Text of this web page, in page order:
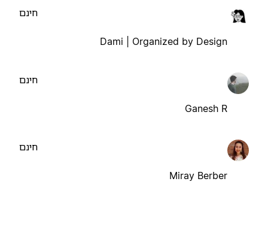
Dami | Organized by Design
Ganesh R
Miray Berber